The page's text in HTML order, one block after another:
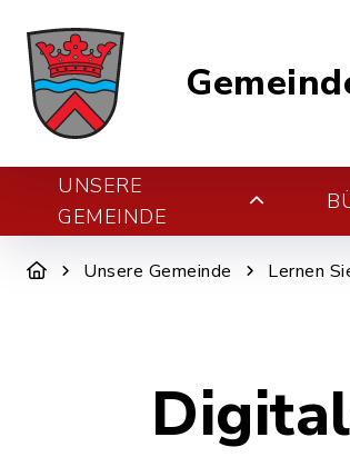
UNSERE
GEMEINDE
Unsere Gemeinde Lernen